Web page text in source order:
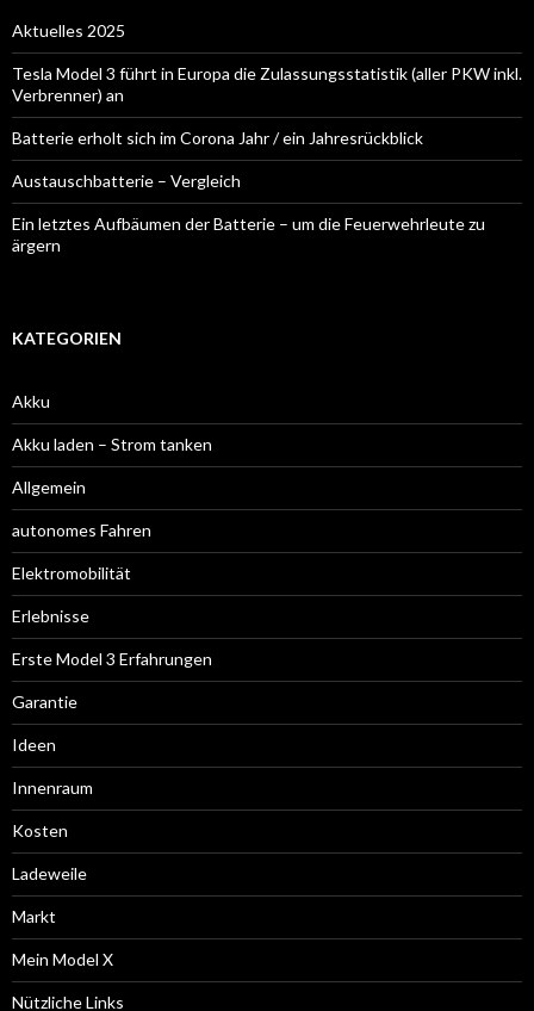
Aktuelles 2025
Tesla Model 3 führt in Europa die Zulassungsstatistik (aller PKW inkl.
Verbrenner) an
Batterie erholt sich im Corona Jahr / ein Jahresrückblick
Austauschbatterie – Vergleich
Ein letztes Aufbäumen der Batterie – um die Feuerwehrleute zu
ärgern
KATEGORIEN
Akku
Akku laden – Strom tanken
Allgemein
autonomes Fahren
Elektromobilität
Erlebnisse
Erste Model 3 Erfahrungen
Garantie
Ideen
Innenraum
Kosten
Ladeweile
Markt
Mein Model X
Nützliche Links